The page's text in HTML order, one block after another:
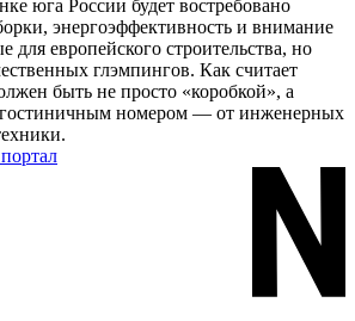
юга России будет востребовано
энергоэффективность и внимание
для европейского строительства, но
глэмпингов. Как считает
быть не просто «коробкой», а
номером — от инженерных